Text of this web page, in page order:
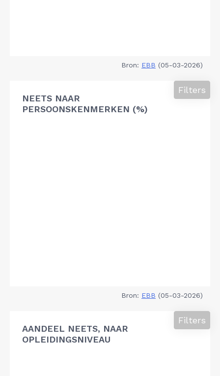
Bron: EBB (05-03-2026)
NEETS NAAR
PERSOONSKENMERKEN (%)
Filters
Bron: EBB (05-03-2026)
AANDEEL NEETS, NAAR
OPLEIDINGSNIVEAU
Filters